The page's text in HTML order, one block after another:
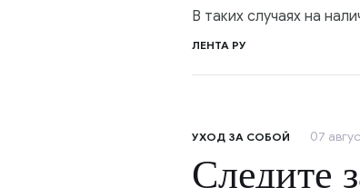
В таких случаях на
ЛЕНТА РУ
УХОД ЗА СОБОЙ 07
Следите